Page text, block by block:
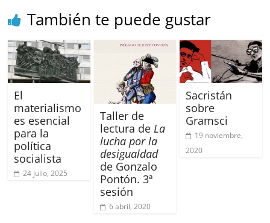
También te puede gustar
El
materialismo
es esencial
para la
política
socialista
24 julio, 2025
Taller de
lectura de La
lucha por la
desigualdad
de Gonzalo
Pontón. 3ª
sesión
6 abril, 2020
Sacristán
sobre
Gramsci
19 noviembre,
2020